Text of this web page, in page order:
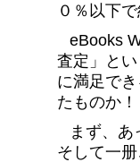
０％以下
eBooks
査定」と
に満足で
たものか
まず、
そして一